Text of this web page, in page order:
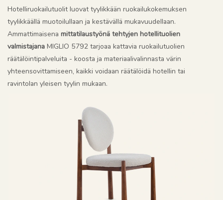
Hotelliruokailutuolit luovat tyylikkään ruokailukokemuksen
tyylikkäällä muotoilullaan ja kestävällä mukavuudellaan.
Ammattimaisena mittatilaustyönä tehtyjen hotellituolien
valmistajana MIGLIO 5792 tarjoaa kattavia ruokailutuolien
räätälöintipalveluita - koosta ja materiaalivalinnasta värin
yhteensovittamiseen, kaikki voidaan räätälöidä hotellin tai
ravintolan yleisen tyylin mukaan.